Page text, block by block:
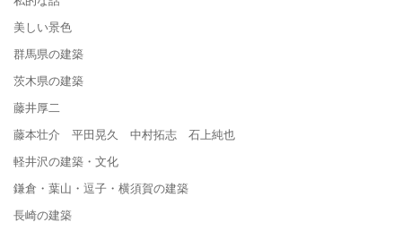
美しい景色
群馬県の建築
茨木県の建築
藤井厚二
藤本壮介 平田晃久 中村拓志 石上純也
軽井沢の建築・文化
鎌倉・葉山・逗子・横須賀の建築
長崎の建築